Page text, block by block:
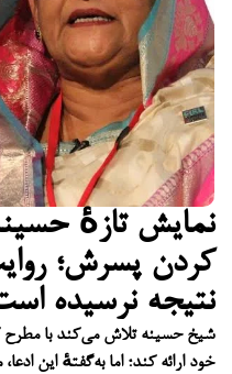
نمایش تازهٔ
کردن پسرش؛
نتیجه نرسیده
شیخ حسینه تلاش می‌کند با مطرح
خود ارائه کند؛ اما به‌گفتهٔ این